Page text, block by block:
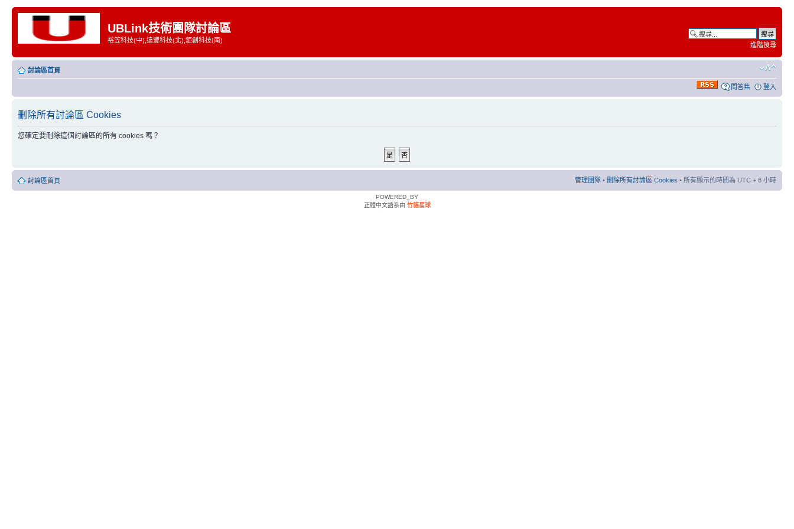
UBLink技術團隊討論區
裕笠科技(中),遠豐科技(北),鉅創科技(南)
進階搜尋
討論區首頁
問答集 登入
刪除所有討論區 Cookies
您確定要刪除這個討論區的所有 cookies 嗎？
討論區首頁 管理團隊 • 刪除所有討論區 Cookies • 所有顯示的時間為 UTC + 8 小時
POWERED_BY
正體中文語系由 竹貓星球